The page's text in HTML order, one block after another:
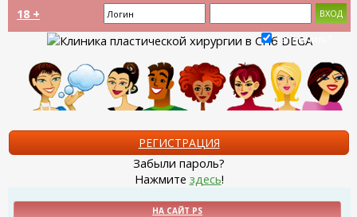
18 +
Запомнить?
РЕГИСТРАЦИЯ
Забыли пароль?
Нажмите здесь!
НА САЙТ PS